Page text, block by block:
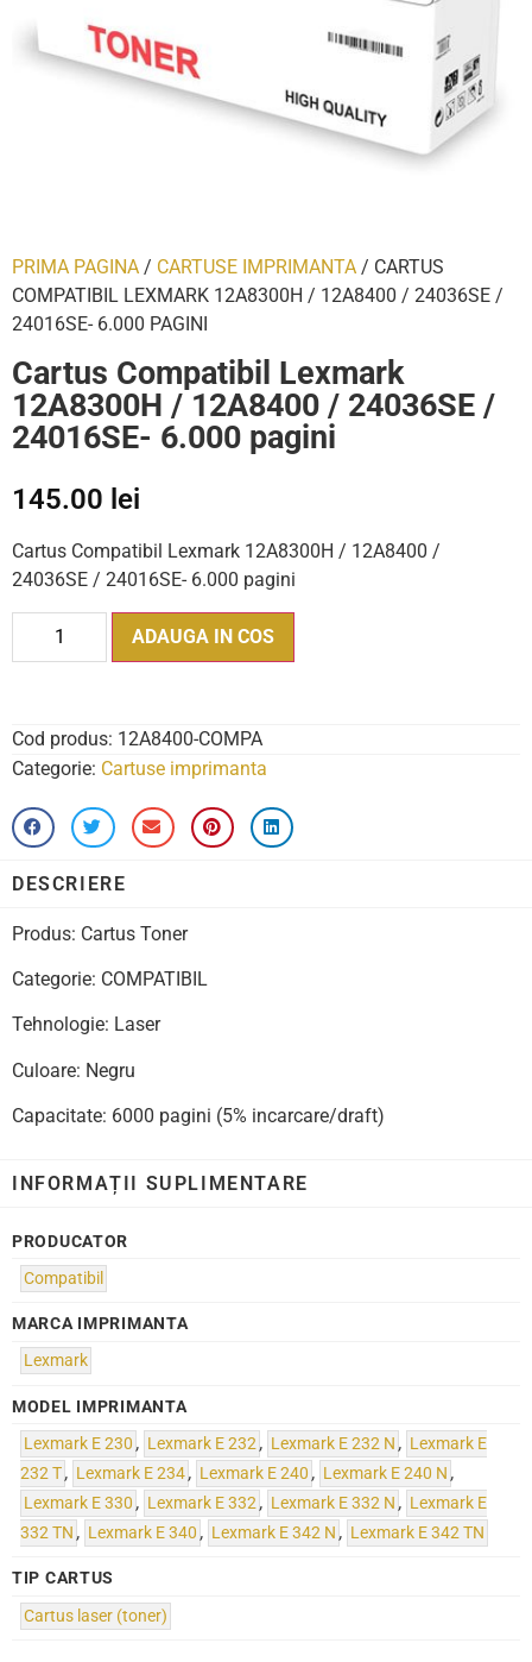
PRIMA PAGINA / CARTUSE IMPRIMANTA / CARTUS
COMPATIBIL LEXMARK 12A8300H / 12A8400 / 24036SE /
24016SE- 6.000 PAGINI
Cartus Compatibil Lexmark
12A8300H / 12A8400 / 24036SE /
24016SE- 6.000 pagini
145.00 lei
Cartus Compatibil Lexmark 12A8300H / 12A8400 /
24036SE / 24016SE- 6.000 pagini
ADAUGA IN COS
Cod produs: 12A8400-COMPA
Categorie: Cartuse imprimanta
DESCRIERE
Produs: Cartus Toner
Categorie: COMPATIBIL
Tehnologie: Laser
Culoare: Negru
Capacitate: 6000 pagini (5% incarcare/draft)
INFORMAȚII SUPLIMENTARE
PRODUCATOR
Compatibil
MARCA IMPRIMANTA
Lexmark
MODEL IMPRIMANTA
Lexmark E 230 , Lexmark E 232, Lexmark E 232 N , Lexmark E
232 T, Lexmark E 234, Lexmark E 240 , Lexmark E 240 N ,
Lexmark E 330 , Lexmark E 332, Lexmark E 332 N , Lexmark E
332 TN , Lexmark E 340 , Lexmark E 342 N , Lexmark E 342 TN
TIP CARTUS
Cartus laser (toner)